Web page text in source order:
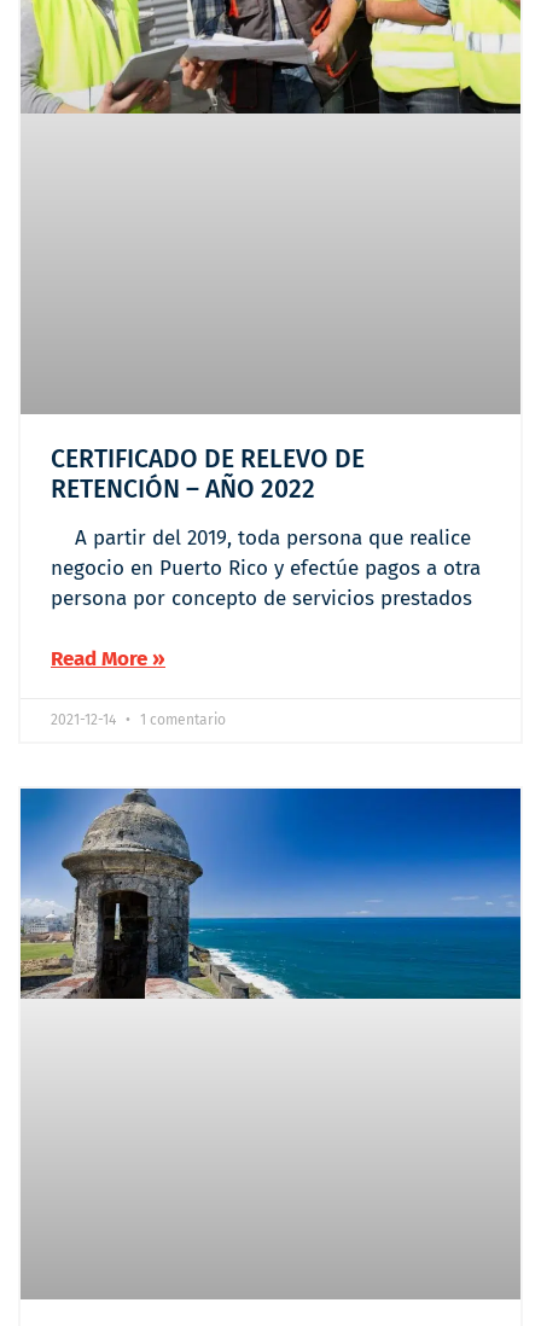
CERTIFICADO DE RELEVO DE
RETENCIÓN – AÑO 2022
A partir del 2019, toda persona que realice
negocio en Puerto Rico y efectúe pagos a otra
persona por concepto de servicios prestados
Read More »
2021-12-14 1 comentario